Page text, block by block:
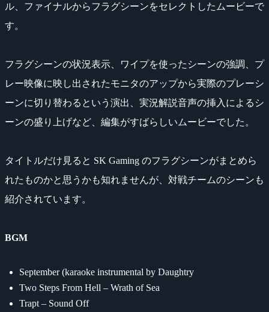
ル、ファイナルからフラグシーンをセレクトしたムービーで
す。
フラグシーンの状況表示、ワイプを使ったシーンの強調、プ
レー映像に映し出されたモニタのアップから実際のプレーシ
ーンに切り替わるという演出、実況解説音声の挿入によるシ
ーンの盛り上げなど、編集がすばらしいムービーでした。
タイトルだけ見ると SK Gaming のフラグシーンがまとめら
れたものかと思うかも知れませんが、対戦チームのシーンも
紹介されています。
BGM
September (karaoke instrumental by Daughtry
Two Steps From Hell – Wrath of Sea
Trapt – Sound Off